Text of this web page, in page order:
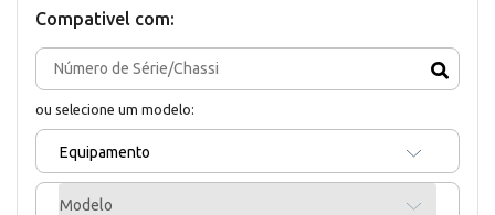
Compativel com:
ou selecione um modelo:
Equipamento
Modelo